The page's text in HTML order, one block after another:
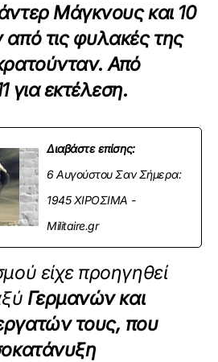
Μάγκνους και 10
τις φυλακές της
Από
για εκτέλεση.
Διαβάστε επίσης:
6 Αυγούστου Σαν Σήμερα:
1945 ΧΙΡΟΣΙΜΑ -
Militaire.gr
είχε προηγηθεί
Γερμανών και
τους, που